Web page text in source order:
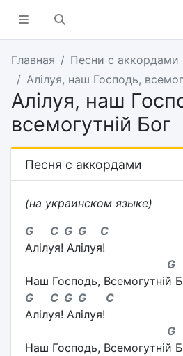
Главная
Песни с аккордами
Алілуя, наш Господь,
Алілуя, наш
всемогутній Бог
Песня с аккордами
(на украинском языке)
G C G G C
Алілуя! Алілуя!
G
Наш Господь, Всемогутній
G C G G C
Алілуя! Алілуя!
G
Наш Господь, Всемогутній